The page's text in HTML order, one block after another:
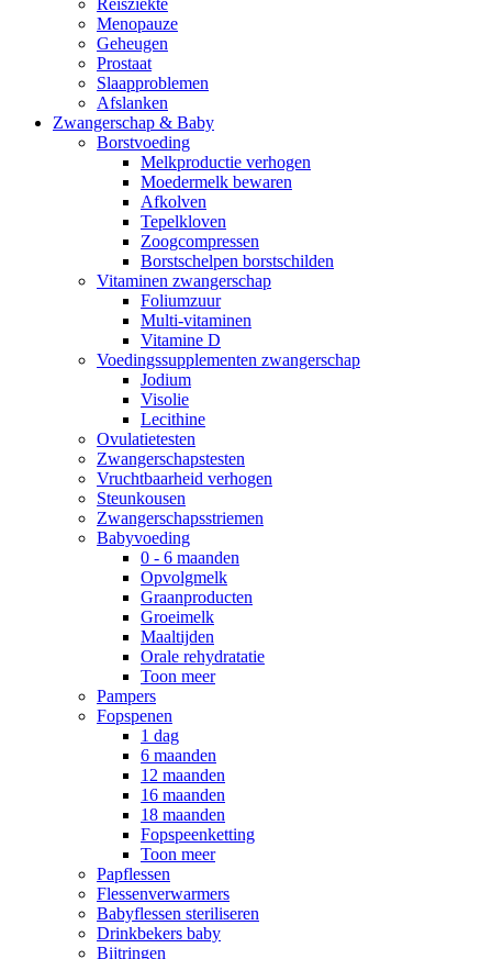
Menopauze
Geheugen
Prostaat
Slaapproblemen
Afslanken
Zwangerschap & Baby
Borstvoeding
Melkproductie verhogen
Moedermelk bewaren
Afkolven
Tepelkloven
Zoogcompressen
Borstschelpen borstschilden
Vitaminen zwangerschap
Foliumzuur
Multi-vitaminen
Vitamine D
Voedingssupplementen zwangerschap
Jodium
Visolie
Lecithine
Ovulatietesten
Zwangerschapstesten
Vruchtbaarheid verhogen
Steunkousen
Zwangerschapsstriemen
Babyvoeding
0 - 6 maanden
Opvolgmelk
Graanproducten
Groeimelk
Maaltijden
Orale rehydratatie
Toon meer
Pampers
Fopspenen
1 dag
6 maanden
12 maanden
16 maanden
18 maanden
Fopspeenketting
Toon meer
Papflessen
Flessenverwarmers
Babyflessen steriliseren
Drinkbekers baby
Bijtringen